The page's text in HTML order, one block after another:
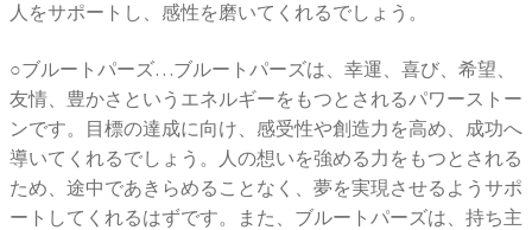
人をサポートし、感性を磨いてくれるでしょう。
○ブルートパーズ…ブルートパーズは、幸運、喜び、希望、
友情、豊かさというエネルギーをもつとされるパワーストー
ンです。目標の達成に向け、感受性や創造力を高め、成功へ
導いてくれるでしょう。人の想いを強める力をもつとされる
ため、途中であきらめることなく、夢を実現させるようサポ
ートしてくれるはずです。また、ブルートパーズは、持ち主